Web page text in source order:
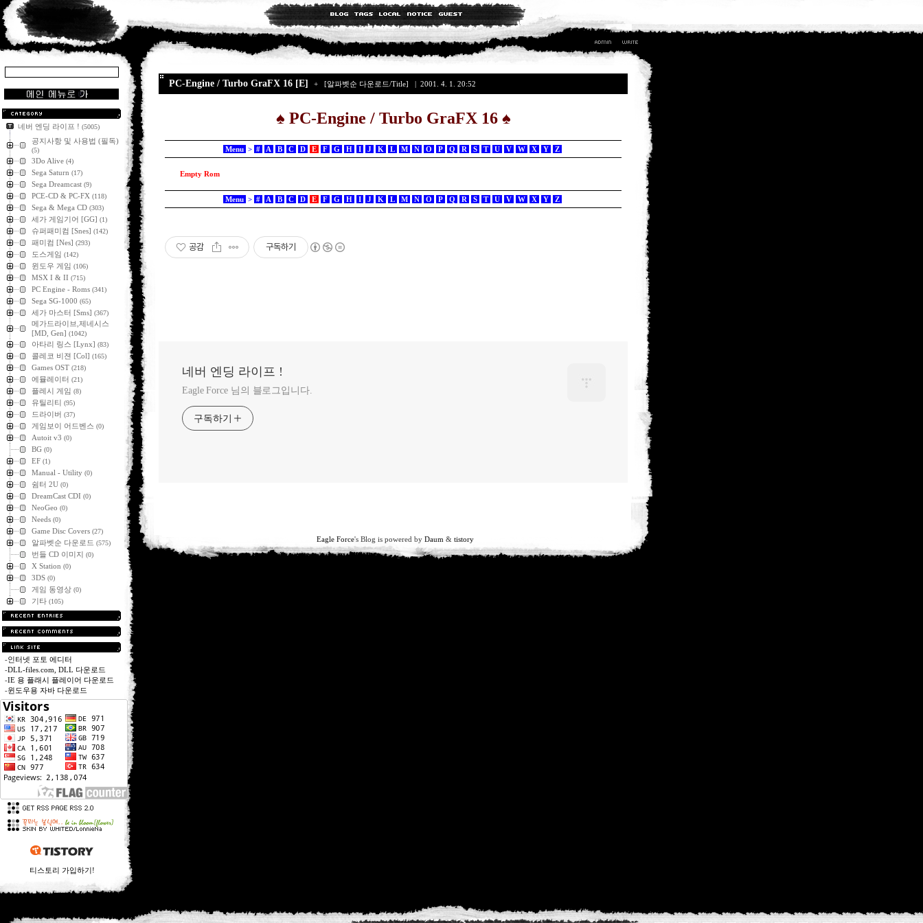
네버 엔딩 라이프 ! (5005)
공지사항 및 사용법 (필독)
(5)
3Do Alive (4)
Sega Saturn (17)
Sega Dreamcast (9)
PCE-CD & PC-FX (118)
Sega & Mega CD (303)
세가 게임기어 [GG] (1)
슈퍼패미컴 [Snes] (142)
패미컴 [Nes] (293)
도스게임 (142)
윈도우 게임 (106)
MSX I & II (715)
PC Engine - Roms (341)
Sega SG-1000 (65)
세가 마스터 [Sms] (367)
메가드라이브,제네시스
[MD, Gen] (1042)
아타리 링스 [Lynx] (83)
콜레코 비젼 [Col] (165)
Games OST (218)
에뮬레이터 (21)
플레시 게임 (8)
유틸리티 (95)
드라이버 (37)
게임보이 어드벤스 (0)
Autoit v3 (0)
BG (0)
EF (1)
Manual - Utility (0)
쉼터 2U (0)
DreamCast CDI (0)
NeoGeo (0)
Needs (0)
Game Disc Covers (27)
알파벳순 다운로드 (575)
번들 CD 이미지 (0)
X Station (0)
3DS (0)
게임 동영상 (0)
기타 (105)
-인터넷 포토 에디터
-DLL-files.com, DLL 다운로드
-IE 용 플래시 플레이어 다운로드
-윈도우용 자바 다운로드
티스토리 가입하기!
PC-Engine / Turbo GraFX 16 [E] + [알파벳순 다운로드/Title] | 2001. 4. 1. 20:52
♠ PC-Engine / Turbo GraFX 16 ♠
Menu > # A B C D E F G H I J K L M N O P Q R S T U V W X Y Z
Empty Rom
Menu > # A B C D E F G H I J K L M N O P Q R S T U V W X Y Z
공감 구독하기
네버 엔딩 라이프 !
Eagle Force 님의 블로그입니다.
구독하기
Eagle Force's Blog is powered by Daum & tistory